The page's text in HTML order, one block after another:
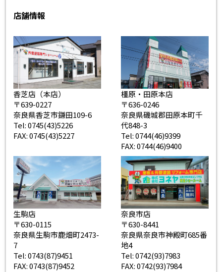
店舗情報
香芝店（本店）
〒639-0227
奈良県香芝市鎌田109-6
Tel: 0745(43)5226
FAX: 0745(43)5227
橿原・田原本店
〒636-0246
奈良県磯城郡田原本町千
代848-3
Tel: 0744(46)9399
FAX: 0744(46)9400
生駒店
〒630-0115
奈良県生駒市鹿畑町2473-
7
Tel: 0743(87)9451
FAX: 0743(87)9452
奈良市店
〒630-8441
奈良県奈良市神殿町685番
地4
Tel: 0742(93)7983
FAX: 0742(93)7984